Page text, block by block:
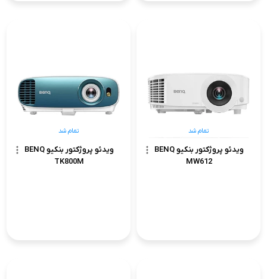
ویدئو پروژکتور بنکیو BENQ
MW612
تمام شد
ویدئو پروژکتور بنکیو BENQ
TK800M
تمام شد